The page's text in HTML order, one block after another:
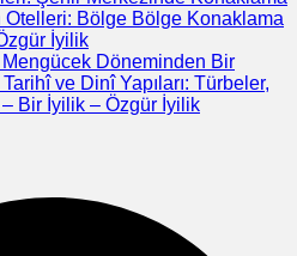
Otelleri: Bölge Bölge Konaklama
İyilik
Döneminden Bir
ve Dinî Yapıları: Türbeler,
Bir İyilik – Özgür İyilik